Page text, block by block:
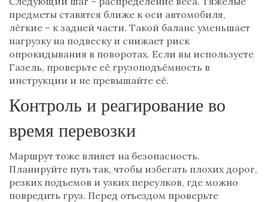
предметы ставятся ближе к оси автомобиля,
лёгкие – к задней части. Такой баланс уменьшает
нагрузку на подвеску и снижает риск
опрокидывания в поворотах. Если вы используете
Газель, проверьте её грузоподъёмность в
инструкции и не превышайте её.
Контроль и реагирование во
время перевозки
Маршрут тоже влияет на безопасность.
Планируйте путь так, чтобы избегать плохих дорог,
резких подъемов и узких переулков, где можно
повредить груз. Перед отъездом проверьте